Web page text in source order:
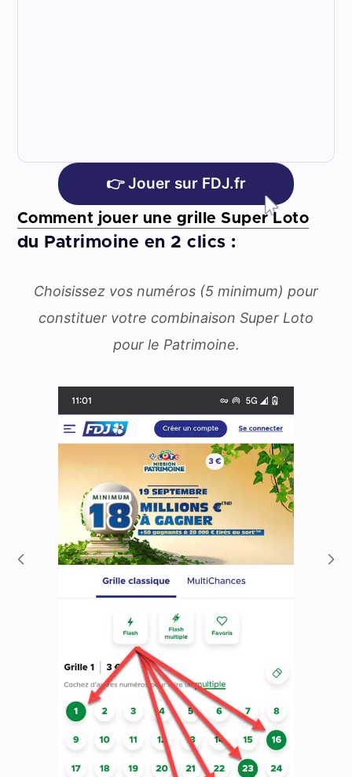
👉 Jouer sur FDJ.fr
Comment jouer une grille Super Loto
du Patrimoine en 2 clics :
Choisissez vos numéros (5 minimum) pour
constituer votre combinaison Super Loto
pour le Patrimoine.